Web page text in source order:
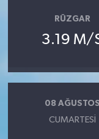
RÜZGAR
3.19 M/
08 AĞUSTOS
CUMARTESI